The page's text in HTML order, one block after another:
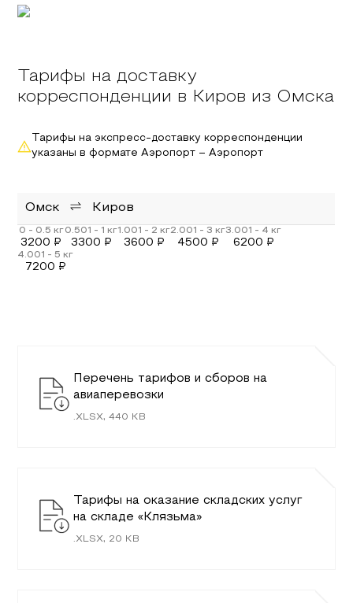
Тарифы на доставку
корреспонденции в Киров из Омска
Тарифы на экспресс-доставку корреспонденции
указаны в формате Аэропорт – Аэропорт
Омск Киров
3200 ₽ 3300 ₽ 3600 ₽ 4500 ₽ 6200 ₽
7200 ₽
Перечень тарифов и сборов на
авиаперевозки
. XLSX,440 KB
Тарифы на оказание складских услуг
на складе «Клязьма»
. XLSX, 20 KB